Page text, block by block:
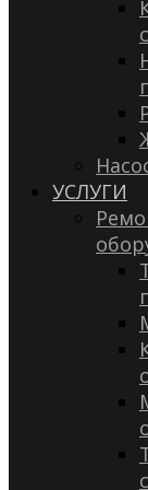
УСЛУГИ